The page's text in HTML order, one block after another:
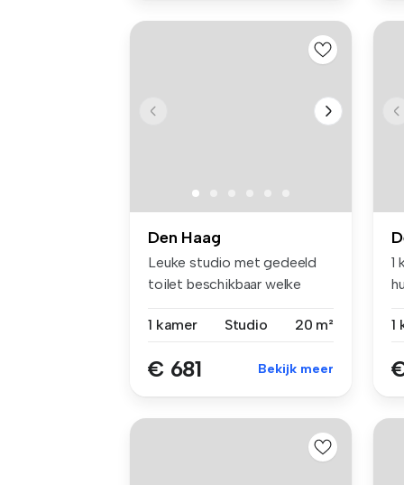
Den Haag
Leuke studio met gedeeld
toilet beschikbaar welke
1 kamer
Studio 20 m²
€ 681 Bekijk meer
1
1